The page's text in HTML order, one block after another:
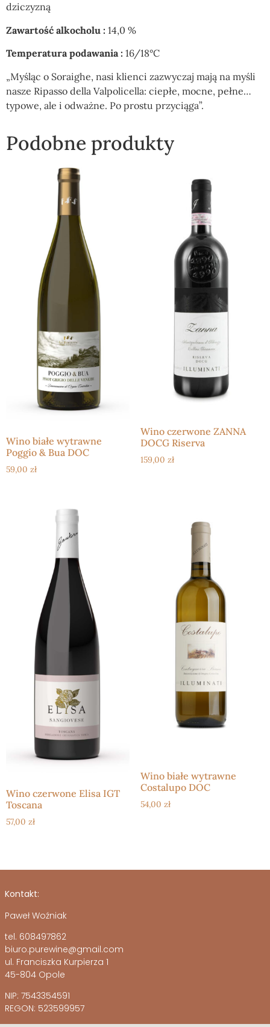
dziczyzną
Zawartość alkocholu : 14,0 %
Temperatura podawania : 16/18°C
„Myśląc o Soraighe, nasi klienci zazwyczaj mają na myśli
nasze Ripasso della Valpolicella: ciepłe, mocne, pełne…
typowe, ale i odważne. Po prostu przyciąga”.
Podobne produkty
Wino białe wytrawne
Poggio & Bua DOC
59,00 zł
Wino czerwone ZANNA
DOCG Riserva
159,00 zł
Wino czerwone Elisa IGT
Toscana
57,00 zł
Wino białe wytrawne
Costalupo DOC
54,00 zł
Kontakt:
Paweł Woźniak
tel. 608497862
biuro.purewine@gmail.com
ul. Franciszka Kurpierza 1
45-804 Opole
NIP: 7543354591
REGON: 523599957